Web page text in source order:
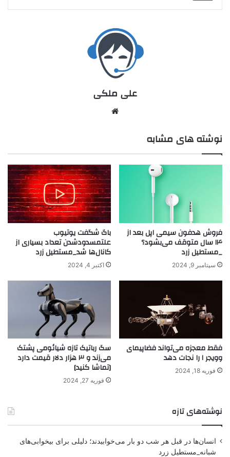
علی ملکی
نوشته های مشابه
فروش هدفون سیمی اپل بعد از
۱۴ سال متوقف می‌بشود؟
_مستطیل زرد
سپتامبر 9, 2024
باگ شگفت یوتیوب
علتمسدودشدن تعداد بسیاری از
کانال‌ها شد_مستطیل زرد
اکتبر 4, 2024
فقط معجزه می‌تواند فضاپیمای
وویجر ۱ را نجات دهد
فوریه 18, 2024
سگ رباتیک تازه شیائومی پشتک
می‌زند و ۳ هزار دلار قیمت دارد
[تماشا کنید]
فوریه 27, 2024
نوشته‌های تازه
انسان‌ها در قبل هر شب دو بار می‌خوابیدند؛ دلیلی برای بیخوابی‌های
شبانه_مستطیل زرد